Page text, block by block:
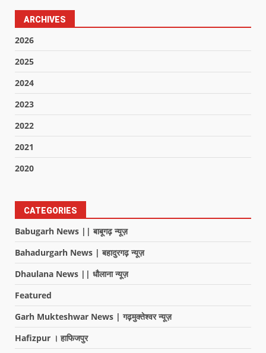
ARCHIVES
2026
2025
2024
2023
2022
2021
2020
CATEGORIES
Babugarh News || बाबूगढ़ न्यूज़
Bahadurgarh News | बहादुरगढ़ न्यूज़
Dhaulana News || धौलाना न्यूज़
Featured
Garh Mukteshwar News | गढ़मुक्तेश्वर न्यूज़
Hafizpur । हाफिजपुर